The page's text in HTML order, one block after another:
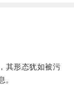
形态犹如被污
。